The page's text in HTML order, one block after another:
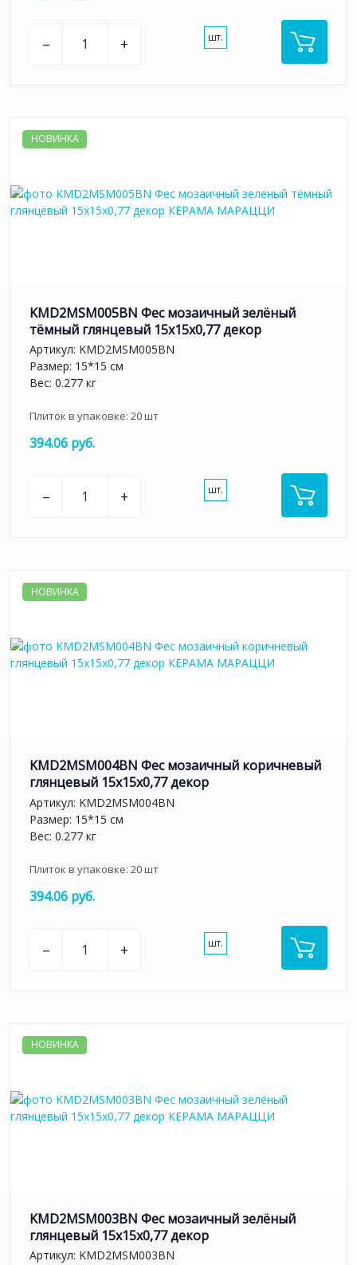
– + шт.
НОВИНКА
KMD2MSM005BN Фес мозаичный зелёный
тёмный глянцевый 15x15x0,77 декор
Артикул: KMD2MSM005BN
Размер: 15*15 см
Вес: 0.277 кг
Плиток в упаковке: 20шт
394.06 руб.
– + шт.
НОВИНКА
KMD2MSM004BN Фес мозаичный коричневый
глянцевый 15x15x0,77 декор
Артикул: KMD2MSM004BN
Размер: 15*15 см
Вес: 0.277 кг
Плиток в упаковке: 20шт
394.06 руб.
– + шт.
НОВИНКА
KMD2MSM003BN Фес мозаичный зелёный
глянцевый 15x15x0,77 декор
Артикул: KMD2MSM003BN